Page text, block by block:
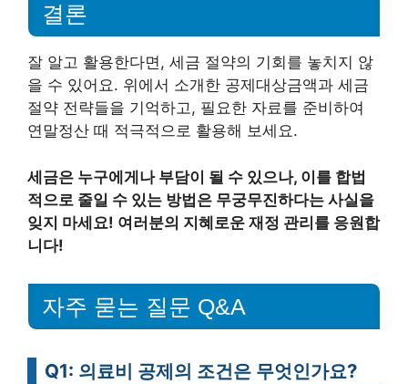
결론
잘 알고 활용한다면, 세금 절약의 기회를 놓치지 않
을 수 있어요. 위에서 소개한 공제대상금액과 세금
절약 전략들을 기억하고, 필요한 자료를 준비하여
연말정산 때 적극적으로 활용해 보세요.
세금은 누구에게나 부담이 될 수 있으나, 이를 합법
적으로 줄일 수 있는 방법은 무궁무진하다는 사실을
잊지 마세요! 여러분의 지혜로운 재정 관리를 응원합
니다!
자주 묻는 질문 Q&A
Q1: 의료비 공제의 조건은 무엇인가요?